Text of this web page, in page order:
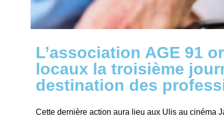
L’association AGE 91
locaux la troisième
destination des
Cette dernière action aura lieu aux Ulis au cinéma